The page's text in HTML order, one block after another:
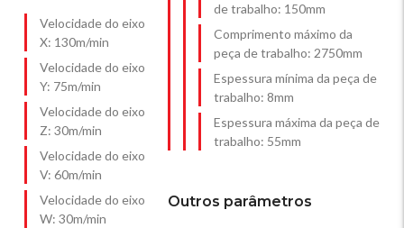
Velocidade do eixo
X: 130m/min
Velocidade do eixo
Y: 75m/min
Velocidade do eixo
Z: 30m/min
Velocidade do eixo
V: 60m/min
Velocidade do eixo
W: 30m/min
de trabalho: 150mm
Comprimento máximo da
peça de trabalho: 2750mm
Espessura mínima da peça de
trabalho: 8mm
Espessura máxima da peça de
trabalho: 55mm
Outros parâmetros